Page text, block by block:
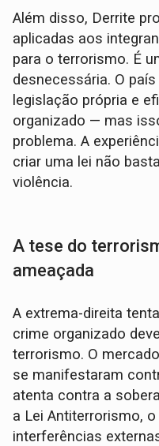
Além disso, Derrite
aplicadas aos
para o terrorismo. É
desnecessária. O
legislação própria e
organizado — mas
problema. A
criar uma lei não
violência.
A tese do
ameaçada
A extrema-direita
crime organizado
terrorismo. O
se manifestaram
atenta contra a
a Lei Antiterrorismo,
interferências